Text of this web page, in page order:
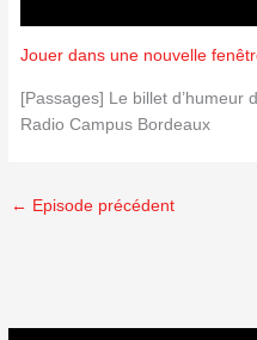
Jouer dans une nouvelle
[Passages] Le billet d’humeur
Radio Campus Bordeaux
← Episode précédent